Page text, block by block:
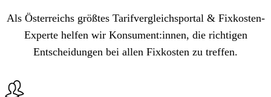
Als Österreichs größtes Tarifvergleichsportal & Fixkosten-
Experte helfen wir Konsument:innen, die richtigen
Entscheidungen bei allen Fixkosten zu treffen.